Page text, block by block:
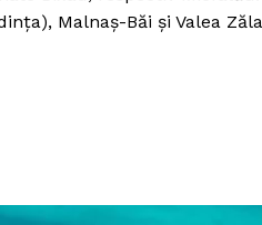
Malnaș-Băi și Valea